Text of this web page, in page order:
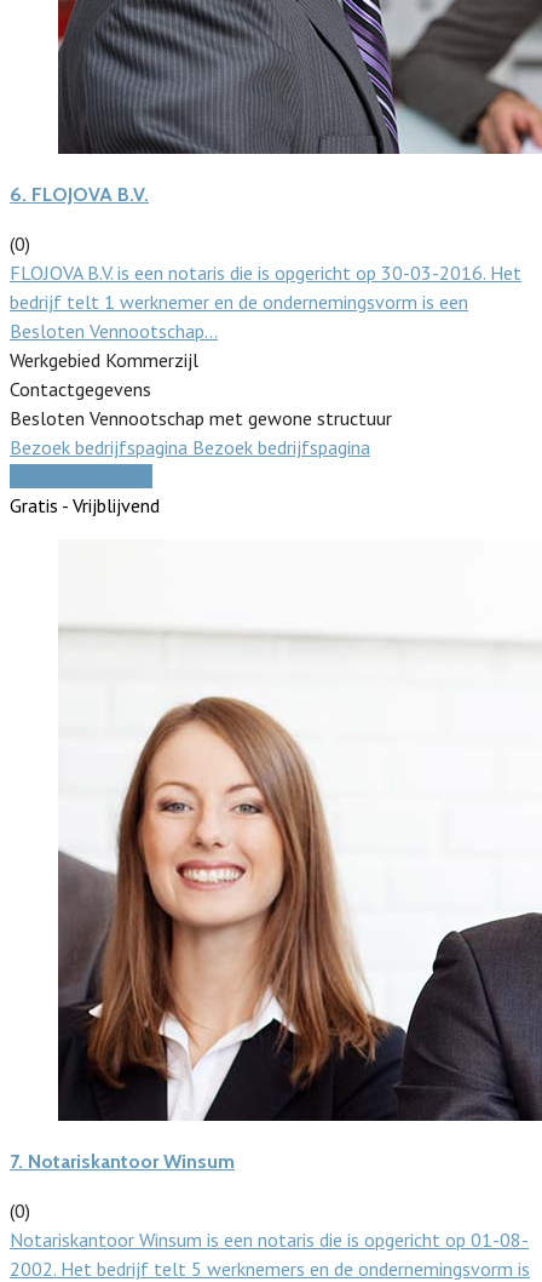
6. FLOJOVA B.V.
(0)
FLOJOVA B.V. is een notaris die is opgericht op 30-03-2016. Het
bedrijf telt 1 werknemer en de ondernemingsvorm is een
Besloten Vennootschap…
Werkgebied Kommerzijl
Contactgegevens
Besloten Vennootschap met gewone structuur
Bezoek bedrijfspagina Bezoek bedrijfspagina
Gratis - Vrijblijvend
7. Notariskantoor Winsum
(0)
Notariskantoor Winsum is een notaris die is opgericht op 01-08-
2002. Het bedrijf telt 5 werknemers en de ondernemingsvorm is